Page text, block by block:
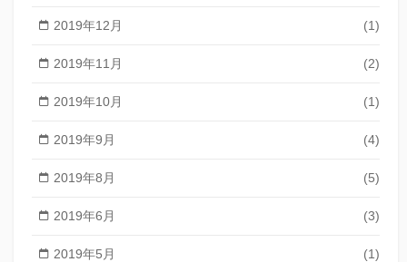
2019年12月 (1)
2019年11月 (2)
2019年10月 (1)
2019年9月 (4)
2019年8月 (5)
2019年6月 (3)
2019年5月 (1)